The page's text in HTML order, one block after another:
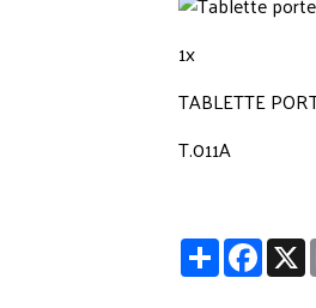
1x
TABLETTE
T.011A
Partager